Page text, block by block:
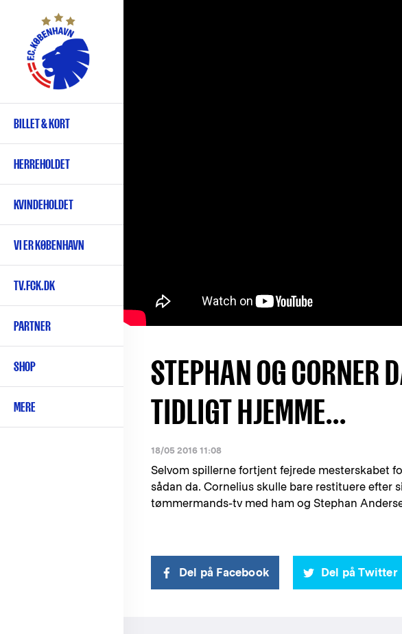
hovedindhold
Primær
navigation
BILLET & KORT
HERREHOLDET
KVINDEHOLDET
VI ER KØBENHAVN
TV.FCK.DK
PARTNER
SHOP
MERE
STEPHAN OG CORNER
TIDLIGT HJEMME...
18/05 2016 11:08
Selvom spillerne fortjent fejrede mesterskabet
sådan da. Cornelius skulle bare restituere efter
tømmermands-tv med ham og Stephan
Del på Facebook Del på Twitter